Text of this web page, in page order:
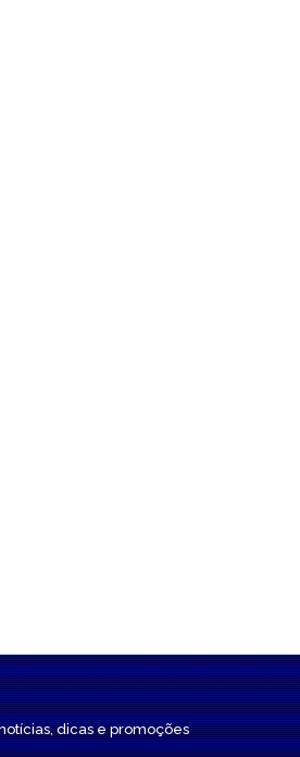
dicas e promoções